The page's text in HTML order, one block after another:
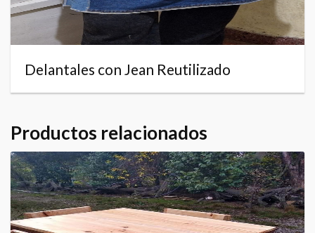
Delantales con Jean Reutilizado
Productos relacionados